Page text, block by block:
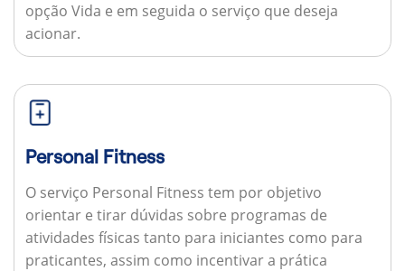
opção Vida e em seguida o serviço que deseja
acionar.
Personal Fitness
O serviço Personal Fitness tem por objetivo
orientar e tirar dúvidas sobre programas de
atividades físicas tanto para iniciantes como para
praticantes, assim como incentivar a prática